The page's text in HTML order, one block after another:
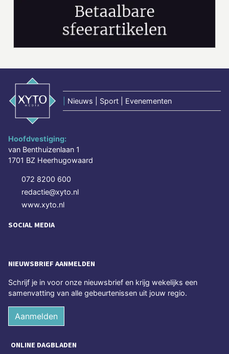
Nieuws | Sport | Evenementen
Hoofdvestiging:
van Benthuizenlaan 1
1701 BZ Heerhugowaard
072 8200 600
redactie@xyto.nl
www.xyto.nl
SOCIAL MEDIA
NIEUWSBRIEF AANMELDEN
Schrijf je in voor onze nieuwsbrief en krijg wekelijks een
samenvatting van alle gebeurtenissen uit jouw regio.
Aanmelden
ONLINE DAGBLADEN